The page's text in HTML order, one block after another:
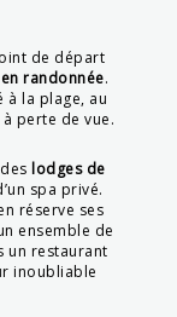
de départ
randonnée.
à la plage, au
perte de vue.
lodges de
spa privé.
réserve ses
ensemble de
un restaurant
inoubliable